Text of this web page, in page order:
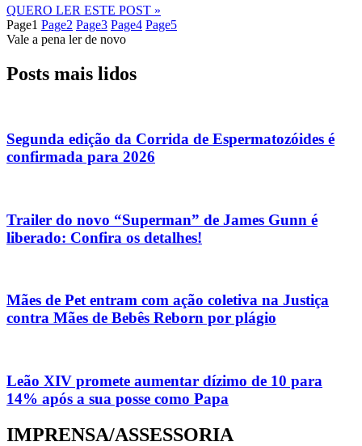
QUERO LER ESTE POST »
Page1 Page2 Page3 Page4 Page5
Vale a pena ler de novo
Posts mais lidos
Segunda edição da Corrida de Espermatozóides é
confirmada para 2026
Trailer do novo “Superman” de James Gunn é
liberado: Confira os detalhes!
Mães de Pet entram com ação coletiva na Justiça
contra Mães de Bebês Reborn por plágio
Leão XIV promete aumentar dízimo de 10 para
14% após a sua posse como Papa
IMPRENSA/ASSESSORIA